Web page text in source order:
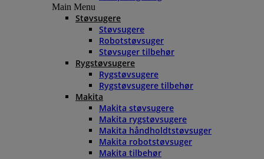
Main Menu
Støvsugere
Støvsugere
Robotstøvsuger
Støvsuger tilbehør
Rygstøvsugere
Rygstøvsugere
Rygstøvsugere tilbehør
Makita
Makita støvsugere
Makita rygstøvsugere
Makita håndholdtstøvsuger
Makita robotstøvsuger
Makita tilbehør